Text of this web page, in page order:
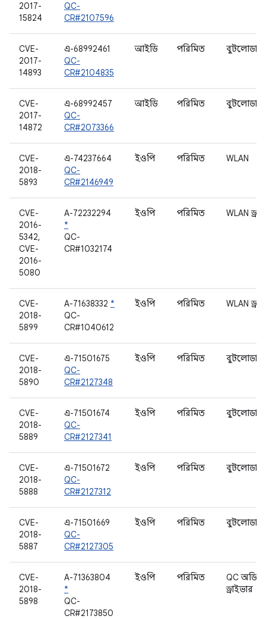
2017-
15824
QC-
CR#2107596
CVE-
2017-
14893
এ-68992461
QC-
CR#2104835
আইডি পরিমিত বুটলোডার
CVE-
2017-
14872
এ-68992457
QC-
CR#2073366
আইডি পরিমিত বুটলোডার
CVE-
2018-
5893
এ-74237664
QC-
CR#2146949
ইওপি পরিমিত WLAN
CVE-
2016-
5342,
CVE-
2016-
5080
A-72232294
*
QC-
CR#1032174
ইওপি পরিমিত WLAN
CVE-
2018-
5899
A-71638332 *
QC-
CR#1040612
ইওপি পরিমিত WLAN
CVE-
2018-
5890
এ-71501675
QC-
CR#2127348
ইওপি পরিমিত বুটলোডার
CVE-
2018-
5889
এ-71501674
QC-
CR#2127341
ইওপি পরিমিত বুটলোডার
CVE-
2018-
5888
এ-71501672
QC-
CR#2127312
ইওপি পরিমিত বুটলোডার
CVE-
2018-
5887
এ-71501669
QC-
CR#2127305
ইওপি পরিমিত বুটলোডার
CVE-
2018-
5898
A-71363804
*
QC-
CR#2173850
ইওপি পরিমিত
QC অডিও
ড্রাইভার